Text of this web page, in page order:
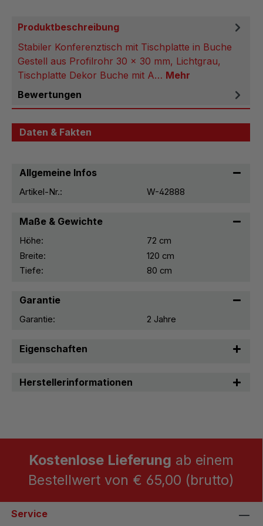
Produktbeschreibung
Stabiler Konferenztisch mit Tischplatte in Buche
Gestell aus Profilrohr 30 x 30 mm, Lichtgrau,
Tischplatte Dekor Buche mit A… Mehr
Bewertungen
Daten & Fakten
Allgemeine Infos
Artikel-Nr.: W-42888
Maße & Gewichte
Höhe:
72 cm
Breite:
120 cm
Tiefe:
80 cm
Garantie
Garantie: 2 Jahre
Eigenschaften
Herstellerinformationen
Kostenlose Lieferung ab einem
Bestellwert von € 65,00 (brutto)
Service